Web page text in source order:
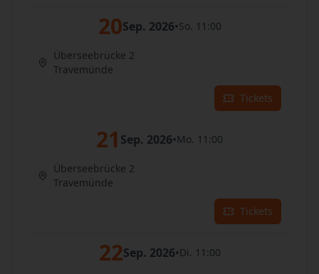
20Sep. 2026•So. 11:00
Überseebrücke 2
Travemünde
Tickets
21 Sep. 2026•Mo. 11:00
Überseebrücke 2
Travemünde
Tickets
22Sep. 2026•Di. 11:00